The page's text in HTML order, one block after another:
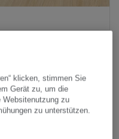
Designs anzeigen (200)
klicken, stimmen Sie
Gerät zu, um die
Websitenutzung zu
zu unterstützen.